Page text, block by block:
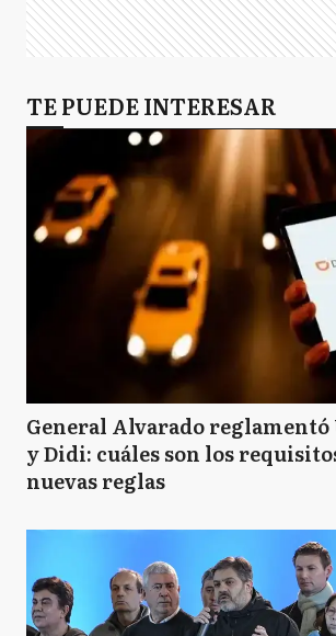
TE PUEDE INTERESAR
General Alvarado reglamentó
y Didi: cuáles son los
nuevas reglas